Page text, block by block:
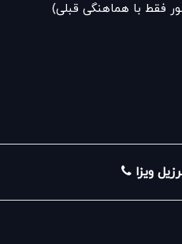
فقط با هماهنگی قبلی)
ویزا